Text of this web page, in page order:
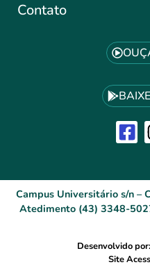
Contato
Campus Universitário s/n –
Atedimento (43) 3348-
Desenvolvido
Site